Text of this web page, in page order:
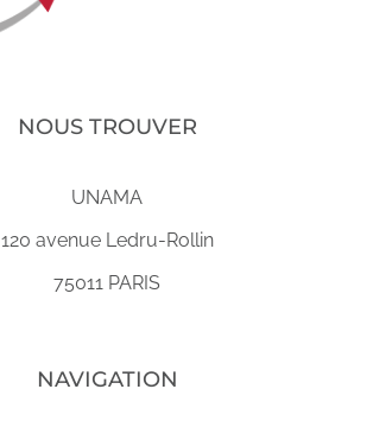
NOUS TROUVER
UNAMA
120 avenue Ledru-Rollin
75011 PARIS
NAVIGATION